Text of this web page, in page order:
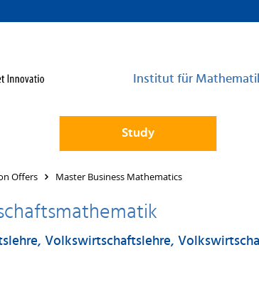
Institut für
Study
Offers Master Business Mathematics
Volkswirtschaftslehre,